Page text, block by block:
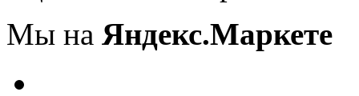
Мы на Яндекс.Маркете